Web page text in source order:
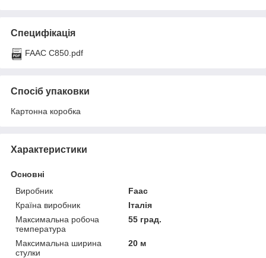
Специфікація
FAAC C850.pdf
Спосіб упаковки
Картонна коробка
Характеристики
Основні
Виробник
Faac
Країна виробник
Італія
Максимальна робоча
температура
55 град.
Максимальна ширина
стулки
20 м